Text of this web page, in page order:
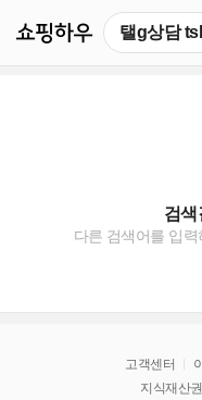
검
다른 검색어를 입
고객센터
지식재산